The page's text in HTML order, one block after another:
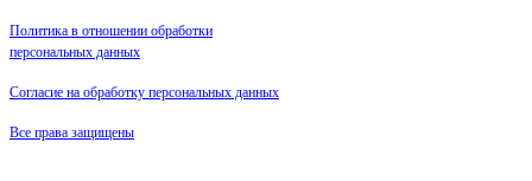
Политика в отношении обработки
персональных данных
Согласие на обработку персональных данных
Все права защищены